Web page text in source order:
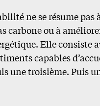
ne se résume pas
carbone ou à
Elle consiste
capables
une troisième. Puis